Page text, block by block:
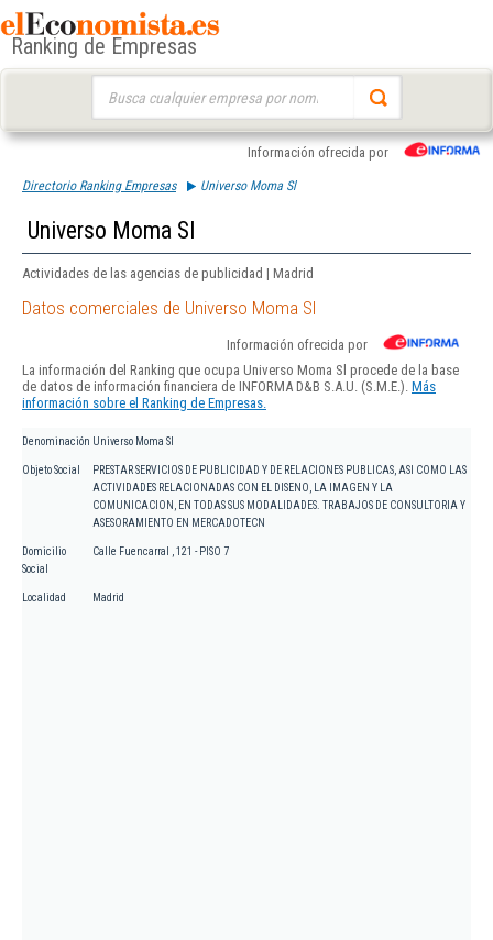
Ranking de Empresas
Información ofrecida por
Directorio Ranking Empresas Universo Moma Sl
Universo Moma Sl
Actividades de las agencias de publicidad | Madrid
Datos comerciales de Universo Moma Sl
Información ofrecida por
La información del Ranking que ocupa Universo Moma Sl procede de la base
de datos de información financiera de INFORMA D&B S.A.U. (S.M.E.). Más
información sobre el Ranking de Empresas.
Denominación Universo Moma Sl
Objeto Social
PRESTAR SERVICIOS DE PUBLICIDAD Y DE RELACIONES PUBLICAS, ASI COMO LAS
ACTIVIDADES RELACIONADAS CON EL DISENO, LA IMAGEN Y LA
COMUNICACION, EN TODAS SUS MODALIDADES. TRABAJOS DE CONSULTORIA Y
ASESORAMIENTO EN MERCADOTECN
Domicilio
Social
Calle Fuencarral , 121 - PISO 7
Localidad Madrid